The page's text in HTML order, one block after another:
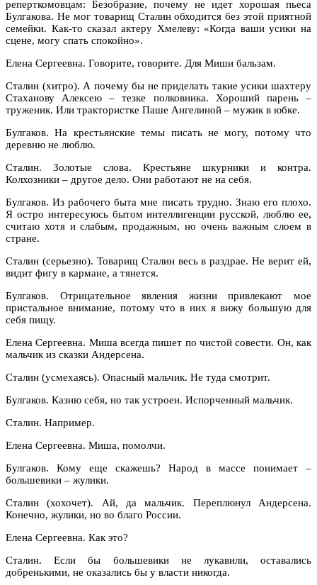
реперткомовцам: Безобразие, почему не идет хорошая пьеса
Булгакова. Не мог товарищ Сталин обходится без этой приятной
семейки. Как-то сказал актеру Хмелеву: «Когда ваши усики на
сцене, могу спать спокойно».
Елена Сергеевна. Говорите, говорите. Для Миши бальзам.
Сталин (хитро). А почему бы не приделать такие усики шахтеру
Стаханову Алексею – тезке полковника. Хороший парень –
труженик. Или трактористке Паше Ангелиной – мужик в юбке.
Булгаков. На крестьянские темы писать не могу, потому что
деревню не люблю.
Сталин. Золотые слова. Крестьяне шкурники и контра.
Колхозники – другое дело. Они работают не на себя.
Булгаков. Из рабочего быта мне писать трудно. Знаю его плохо.
Я остро интересуюсь бытом интеллигенции русской, люблю ее,
считаю хотя и слабым, продажным, но очень важным слоем в
стране.
Сталин (серьезно). Товарищ Сталин весь в раздрае. Не верит ей,
видит фигу в кармане, а тянется.
Булгаков. Отрицательное явления жизни привлекают мое
пристальное внимание, потому что в них я вижу большую для
себя пищу.
Елена Сергеевна. Миша всегда пишет по чистой совести. Он, как
мальчик из сказки Андерсена.
Сталин (усмехаясь). Опасный мальчик. Не туда смотрит.
Булгаков. Казню себя, но так устроен. Испорченный мальчик.
Сталин. Например.
Елена Сергеевна. Миша, помолчи.
Булгаков. Кому еще скажешь? Народ в массе понимает –
большевики – жулики.
Сталин (хохочет). Ай, да мальчик. Переплюнул Андерсена.
Конечно, жулики, но во благо России.
Елена Сергеевна. Как это?
Сталин. Если бы большевики не лукавили, оставались
добренькими, не оказались бы у власти никогда.